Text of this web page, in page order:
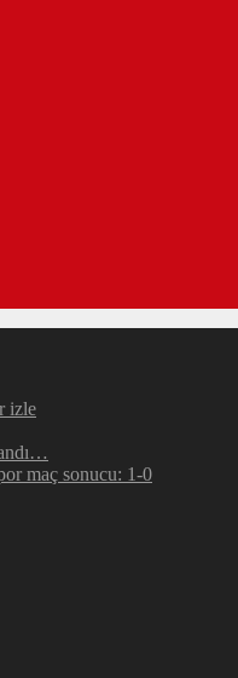
izle
maç sonucu: 1-0